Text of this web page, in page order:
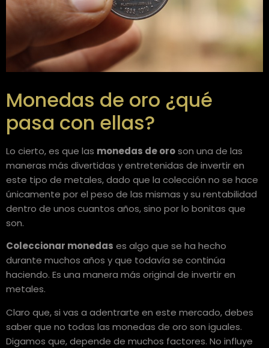
Monedas de oro ¿qué
pasa con ellas?
Lo cierto, es que las monedas de oroson una de las
maneras más divertidas y entretenidas de invertir en
este tipo de metales, dado que la colección no se hace
únicamente por el peso de las mismas y su rentabilidad
dentro de unos cuantos años, sino por lo bonitas que
son.
Coleccionar monedas es algo que se ha hecho
durante muchos años y que todavía se continúa
haciendo. Es una manera más original de invertir en
metales.
Claro que, si vas a adentrarte en este mercado, debes
saber que no todas las monedas de oro son iguales.
Digamos que, depende de muchos factores. No influye